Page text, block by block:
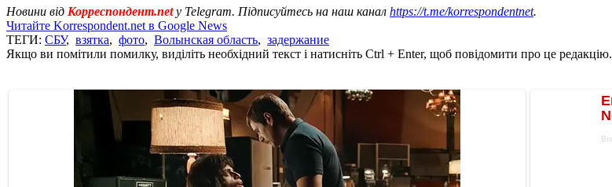
Новини від Корреспондент.netу Telegram. Підписуйтесь на наш канал https://t.me/korrespondentnet.
Читайте Korrespondent.net в Google News
ТЕГИ: СБУ, взятка, фото, Волынская область, задержание
Якщо ви помітили помилку, виділіть необхідний текст і натисніть Ctrl + Enter, щоб повідомити про це редакцію.